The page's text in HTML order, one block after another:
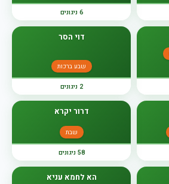
6 ניגונים
דוי הסר
שבע ברכות
2 ניגונים
דרור יקרא
שבת
58 ניגונים
הא לחמא עניא